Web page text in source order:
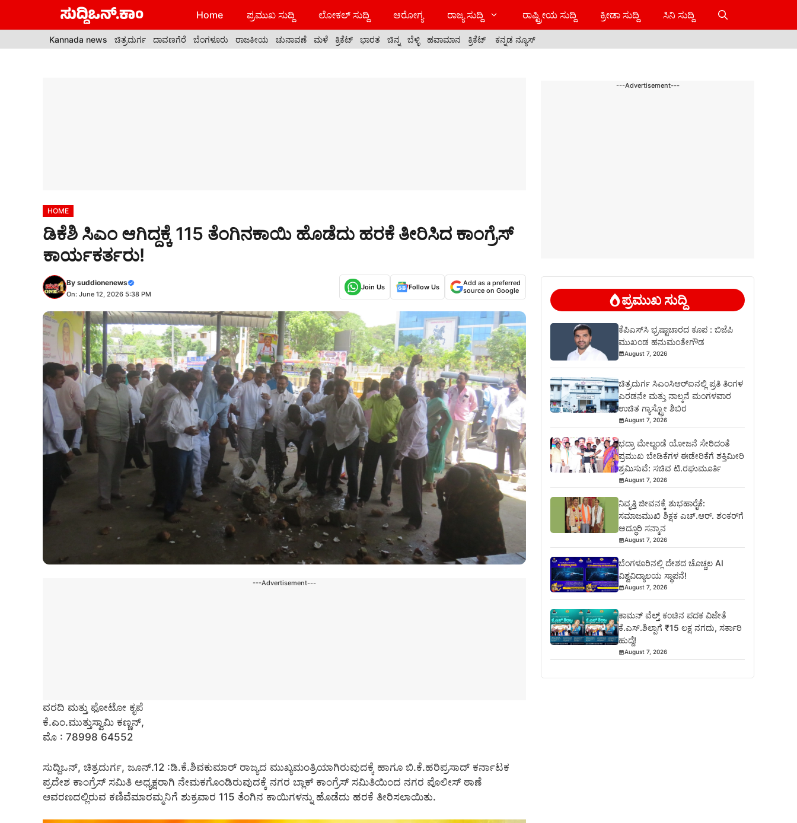
Home ಪ್ರಮುಖ ಸುದ್ದಿ ಲೋಕಲ್ ಸುದ್ದಿ ಆರೋಗ್ಯ ರಾಜ್ಯ ಸುದ್ದಿ ರಾಷ್ಟ್ರೀಯ ಸುದ್ದಿ ಕ್ರೀಡಾ ಸುದ್ದಿ ಸಿನಿ ಸುದ್ದಿ
Kannada news ಚಿತ್ರದುರ್ಗ ದಾವಣಗೆರೆ ಬೆಂಗಳೂರು ರಾಜಕೀಯ ಚುನಾವಣೆ ಮಳೆ ಕ್ರಿಕೆಟ್ ಭಾರತ ಚಿನ್ನ ಬೆಳ್ಳಿ ಹವಾಮಾನ ಕ್ರಿಕೆಟ್ ಕನ್ನಡ ನ್ಯೂಸ್
HOME
ಡಿಕೆಶಿ ಸಿಎಂ ಆಗಿದ್ದಕ್ಕೆ 115 ತೆಂಗಿನಕಾಯಿ ಹೊಡೆದು ಹರಕೆ ತೀರಿಸಿದ ಕಾಂಗ್ರೆಸ್
ಕಾರ್ಯಕರ್ತರು!
By suddionenews
On: June 12, 2026 5:38 PM
Join Us Follow Us
Add as a preferred
source on Google
---Advertisement---
ವರದಿ ಮತ್ತು ಫೋಟೋ ಕೃಪೆ
ಕೆ.ಎಂ.ಮುತ್ತುಸ್ವಾಮಿ ಕಣ್ಣನ್,
ಮೊ : 78998 64552
ಸುದ್ದಿಒನ್, ಚಿತ್ರದುರ್ಗ, ಜೂನ್‌.12 :ಡಿ.ಕೆ.ಶಿವಕುಮಾರ್ ರಾಜ್ಯದ ಮುಖ್ಯಮಂತ್ರಿಯಾಗಿರುವುದಕ್ಕೆ ಹಾಗೂ ಬಿ.ಕೆ.ಹರಿಪ್ರಸಾದ್ ಕರ್ನಾಟಕ
ಪ್ರದೇಶ ಕಾಂಗ್ರೆಸ್ ಸಮಿತಿ ಅಧ್ಯಕ್ಷರಾಗಿ ನೇಮಕಗೊಂಡಿರುವುದಕ್ಕೆ ನಗರ ಬ್ಲಾಕ್ ಕಾಂಗ್ರೆಸ್ ಸಮಿತಿಯಿಂದ ನಗರ ಪೊಲೀಸ್ ಠಾಣೆ
ಆವರಣದಲ್ಲಿರುವ ಕಣಿವೆಮಾರಮ್ಮನಿಗೆ ಶುಕ್ರವಾರ 115 ತೆಂಗಿನ ಕಾಯಿಗಳನ್ನು ಹೊಡೆದು ಹರಕೆ ತೀರಿಸಲಾಯಿತು.
---Advertisement---
ಪ್ರಮುಖ ಸುದ್ದಿ
ಕೆಪಿಎಸ್‍ಸಿ ಭ್ರಷ್ಟಾಚಾರದ ಕೂಪ : ಬಿಜೆಪಿ
ಮುಖಂಡ ಹನುಮಂತೇಗೌಡ
August 7, 2026
ಚಿತ್ರದುರ್ಗ ಸಿಎಂಸಿಆರ್‍ಐನಲ್ಲಿ ಪ್ರತಿ ತಿಂಗಳ
ಎರಡನೇ ಮತ್ತು ನಾಲ್ಕನೆ ಮಂಗಳವಾರ
ಉಚಿತ ಗ್ಯಾಸ್ಟ್ರೋ ಶಿಬಿರ
August 7, 2026
ಭದ್ರಾ ಮೇಲ್ದಂಡೆ ಯೋಜನೆ ಸೇರಿದಂತೆ
ಪ್ರಮುಖ ಬೇಡಿಕೆಗಳ ಈಡೇರಿಕೆಗೆ ಶಕ್ತಿಮೀರಿ
ಶ್ರಮಿಸುವೆ: ಸಚಿವ ಟಿ.ರಘುಮೂರ್ತಿ
August 7, 2026
ನಿವೃತ್ತಿ ಜೀವನಕ್ಕೆ ಶುಭಹಾರೈಕೆ:
ಸಮಾಜಮುಖಿ ಶಿಕ್ಷಕ ಎಚ್.ಆರ್. ಶಂಕರ್‌ಗೆ
ಅದ್ಧೂರಿ ಸನ್ಮಾನ
August 7, 2026
ಬೆಂಗಳೂರಿನಲ್ಲಿ ದೇಶದ ಚೊಚ್ಚಲ AI
ವಿಶ್ವವಿದ್ಯಾಲಯ ಸ್ಥಾಪನೆ!
August 7, 2026
ಕಾಮನ್ ವೆಲ್ತ್ ಕಂಚಿನ ಪದಕ ವಿಜೇತೆ
ಕೆ.ಎಸ್.ಶಿಲ್ಪಾಗೆ ₹15 ಲಕ್ಷ ನಗದು, ಸರ್ಕಾರಿ
ಹುದ್ದೆ!
August 7, 2026